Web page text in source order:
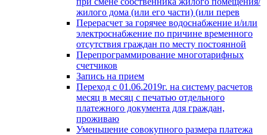
жилого дома (или его части) (или перев
Перерасчет за горячее водоснабжение и/или
электроснабжение по причине временного
отсутствия граждан по месту постоянной
Перепрограммирование многотарифных
счетчиков
Запись на прием
Переход с 01.06.2019г. на систему расчетов
месяц в месяц с печатью отдельного
платежного документа для граждан,
проживаю
Уменьшение совокупного размера платежа